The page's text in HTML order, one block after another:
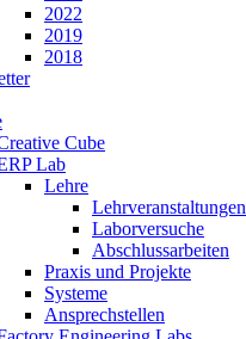
2022
2019
2018
Cube
Lab
Lehre
Lehrveranstaltungen
Laborversuche
Abschlussarbeiten
Praxis und Projekte
Systeme
Ansprechstellen